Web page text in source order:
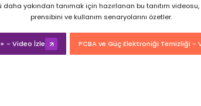
daha yakından tanımak için hazırlanan bu tanıtım
prensibini ve kullanım senaryolarını özetler.
- Video İzle PCBA ve Güç Elektroniği Temizliği -